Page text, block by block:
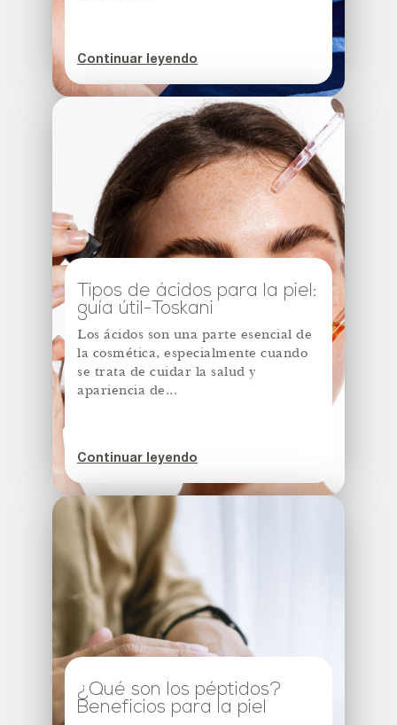
Continuar leyendo
Tipos de ácidos para la piel:
guía útil-Toskani
Los ácidos son una parte esencial de
la cosmética, especialmente cuando
se trata de cuidar la salud y
apariencia de...
Continuar leyendo
¿Qué son los péptidos?
Beneficios para la piel